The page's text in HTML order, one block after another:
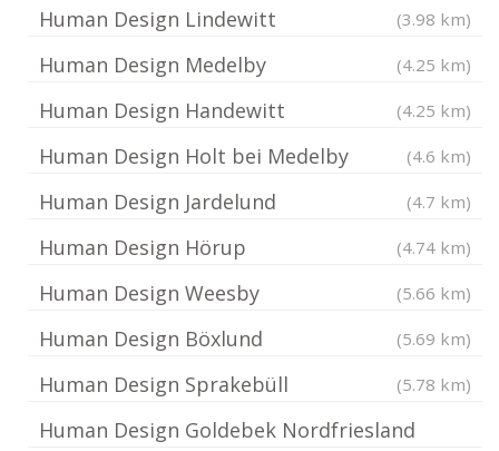
Human Design Lindewitt (3.98 km)
Human Design Medelby (4.25 km)
Human Design Handewitt (4.25 km)
Human Design Holt bei Medelby (4.6 km)
Human Design Jardelund (4.7 km)
Human Design Hörup (4.74 km)
Human Design Weesby (5.66 km)
Human Design Böxlund (5.69 km)
Human Design Sprakebüll (5.78 km)
Human Design Goldebek Nordfriesland